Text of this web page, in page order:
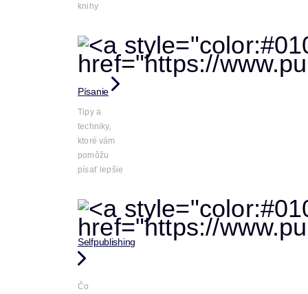
knihy
Písanie
Tipy a
techniky,
ktoré vám
pomôžu
písať lepšie
Selfpublishing
Čo